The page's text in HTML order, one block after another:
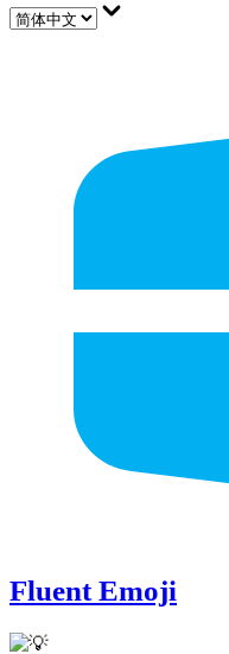
Fluent Emoji